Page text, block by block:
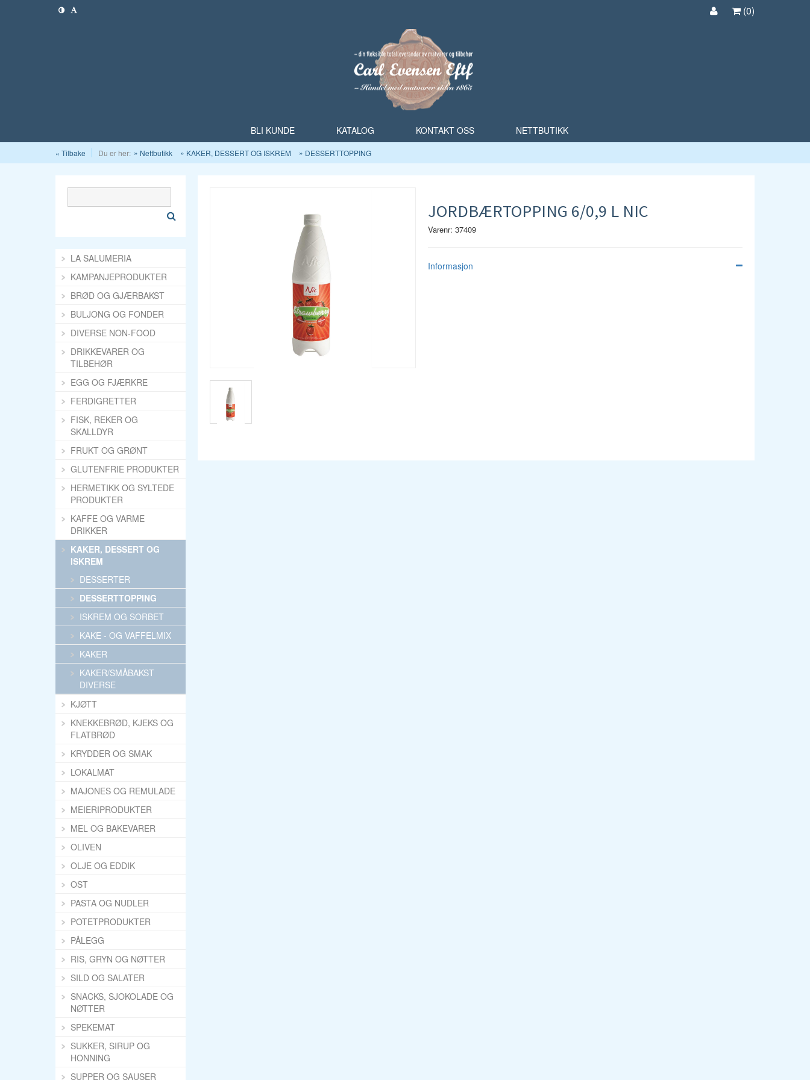
(0)
BLI KUNDE KATALOG KONTAKT OSS NETTBUTIKK
« Tilbake Du er her: Nettbutikk KAKER, DESSERT OG ISKREM DESSERTTOPPING
JORDBÆRTOPPING 6/0,9 L NIC
Varenr: 37409
Informasjon
LA SALUMERIA
KAMPANJEPRODUKTER
BRØD OG GJÆRBAKST
BULJONG OG FONDER
DIVERSE NON-FOOD
DRIKKEVARER OG
TILBEHØR
EGG OG FJÆRKRE
FERDIGRETTER
FISK, REKER OG
SKALLDYR
FRUKT OG GRØNT
GLUTENFRIE PRODUKTER
HERMETIKK OG SYLTEDE
PRODUKTER
KAFFE OG VARME
DRIKKER
KAKER, DESSERT OG
ISKREM
DESSERTER
DESSERTTOPPING
ISKREM OG SORBET
KAKE - OG VAFFELMIX
KAKER
KAKER/SMÅBAKST
DIVERSE
KJØTT
KNEKKEBRØD, KJEKS OG
FLATBRØD
KRYDDER OG SMAK
LOKALMAT
MAJONES OG REMULADE
MEIERIPRODUKTER
MEL OG BAKEVARER
OLIVEN
OLJE OG EDDIK
OST
PASTA OG NUDLER
POTETPRODUKTER
PÅLEGG
RIS, GRYN OG NØTTER
SILD OG SALATER
SNACKS, SJOKOLADE OG
NØTTER
SPEKEMAT
SUKKER, SIRUP OG
HONNING
SUPPER OG SAUSER